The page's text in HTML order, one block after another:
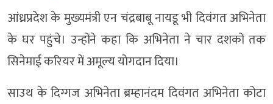
आंध्रप्रदेश के मुख्यमंत्री एन चंद्रबाबू नायडू भी दिवंगत अभिनेता
के घर पहुंचे। उन्होंने कहा कि अभिनेता ने चार दशकों तक
सिनेमाई करियर में अमूल्य योगदान दिया।
साउथ के दिग्गज अभिनेता ब्रम्हानंदम दिवंगत अभिनेता कोटा